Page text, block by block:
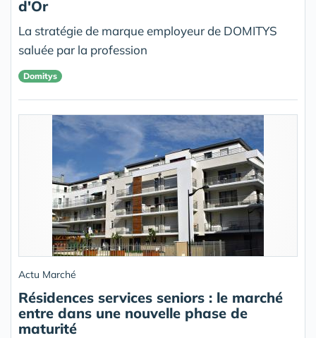
d'Or
La stratégie de marque employeur de DOMITYS
saluée par la profession
Domitys
Actu Marché
Résidences services seniors : le marché
entre dans une nouvelle phase de
maturité